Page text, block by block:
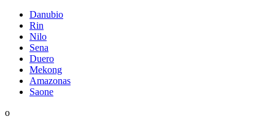
Danubio
Rin
Nilo
Sena
Duero
Mekong
Amazonas
Saone
o